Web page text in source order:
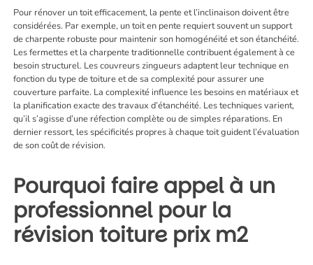
Pour rénover un toit efficacement, la pente et l’inclinaison doivent être
considérées. Par exemple, un toit en pente requiert souvent un support
de charpente robuste pour maintenir son homogénéité et son étanchéité.
Les fermettes et la charpente traditionnelle contribuent également à ce
besoin structurel. Les couvreurs zingueurs adaptent leur technique en
fonction du type de toiture et de sa complexité pour assurer une
couverture parfaite. La complexité influence les besoins en matériaux et
la planification exacte des travaux d’étanchéité. Les techniques varient,
qu’il s’agisse d’une réfection complète ou de simples réparations. En
dernier ressort, les spécificités propres à chaque toit guident l’évaluation
de son coût de révision.
Pourquoi faire appel à un
professionnel pour la
révision toiture prix m2